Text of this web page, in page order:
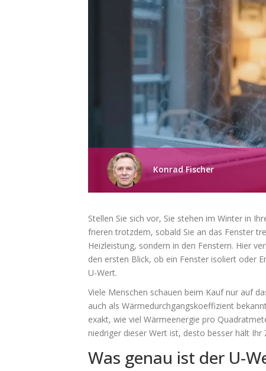
Konrad Fischer
Stellen Sie sich vor, Sie stehen im Winter in
frieren trotzdem, sobald Sie an das Fenster
Heizleistung, sondern in den Fenstern. Hier
den ersten Blick, ob ein Fenster isoliert oder
U-Wert.
Viele Menschen schauen beim Kauf nur auf
auch alsWärmedurchgangskoeffizient
exakt, wie viel Wärmeenergie pro
niedriger dieser Wert ist, desto besser hält
Was genau ist der U-